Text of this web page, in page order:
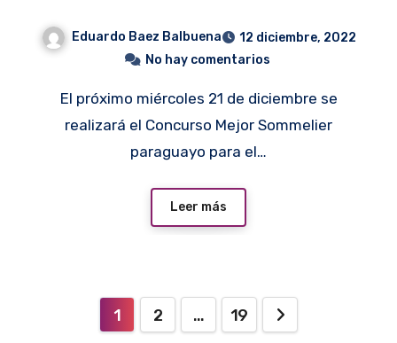
Eduardo Baez Balbuena
12 diciembre, 2022
No hay comentarios
El próximo miércoles 21 de diciembre se
realizará el Concurso Mejor Sommelier
paraguayo para el…
Leer más
Paginación
1 2 … 19